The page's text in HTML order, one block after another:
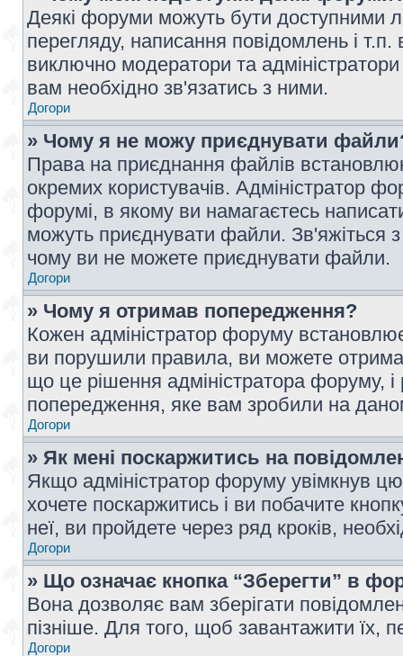
Деякі форуми можуть бути доступними
перегляду, написання повідомлень і
виключно модератори та
вам необхідно зв'язатись з ними.
Догори
» Чому я не можу приєднувати
Права на приєднання файлів
окремих користувачів. Адміністратор
форумі, в якому ви намагаєтесь
можуть приєднувати файли. Зв'яжіться
чому ви не можете приєднувати файли.
Догори
» Чому я отримав попередження?
Кожен адміністратор форуму
ви порушили правила, ви можете
що це рішення адміністратора форуму,
попередження, яке вам зробили на
Догори
» Як мені поскаржитись на
Якщо адміністратор форуму увімкнув
хочете поскаржитись і ви побачите
неї, ви пройдете через ряд кроків,
Догори
» Що означає кнопка “Зберегти” в
Вона дозволяє вам зберігати
пізніше. Для того, щоб завантажити їх,
Догори